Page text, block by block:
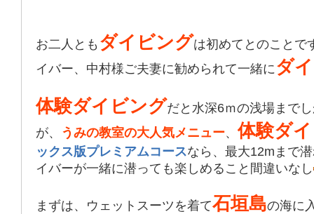
お二人とも ダイビングは初めてとのことで
イバー、中村様ご夫妻に勧められて一緒に ダ
体験ダイビングだと水深6ｍの浅場まで
が、 うみの教室の大人気メニュー、体験ダ
ックス版プレミアムコースなら、最大12mまで
イバーが一緒に潜っても楽しめること間違いなし
まずは、ウェットスーツを着て石垣島の海に